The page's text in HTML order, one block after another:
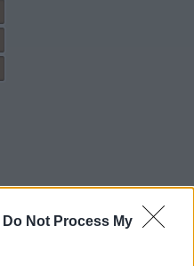
Do Not Process My